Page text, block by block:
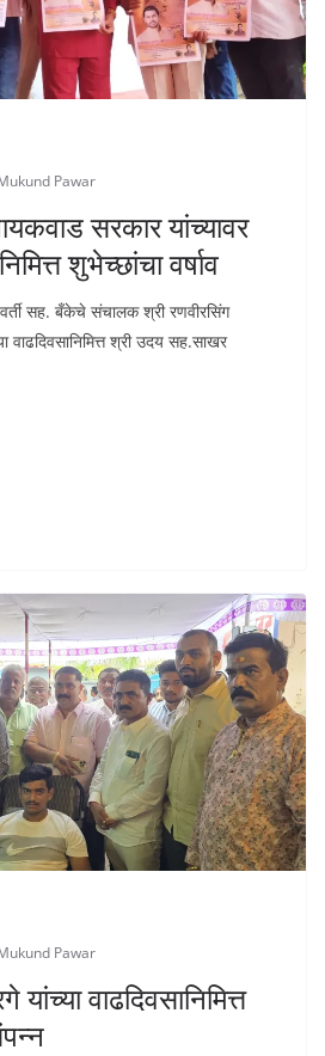
Pawar
सरकार यांच्यावर
शुभेच्छांचा वर्षाव
सह. बँकेचे संचालक श्री रणवीरसिंग
वाढदिवसानिमित्त श्री उदय सह.साखर
Pawar
यांच्या वाढदिवसानिमित्त